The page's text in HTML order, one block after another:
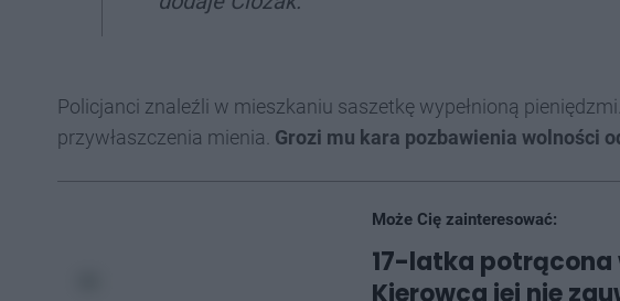
Policjanci znaleźli w mieszkaniu saszetkę wypełnioną
przywłaszczenia mienia. Grozi mu kara pozbawienia wolności
Może Cię zainteresować:
17-latka potrącona
Kierowca jej nie